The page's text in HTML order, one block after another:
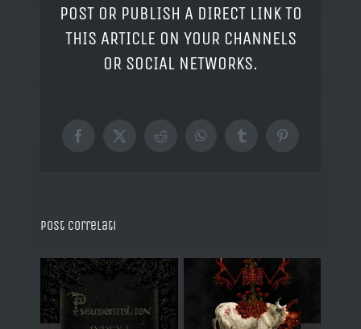
POST OR PUBLISH A DIRECT LINK TO
THIS ARTICLE ON YOUR CHANNELS
OR SOCIAL NETWORKS.
Facebook
X RedditWhatsAppTumblrPinterest
Post correlati